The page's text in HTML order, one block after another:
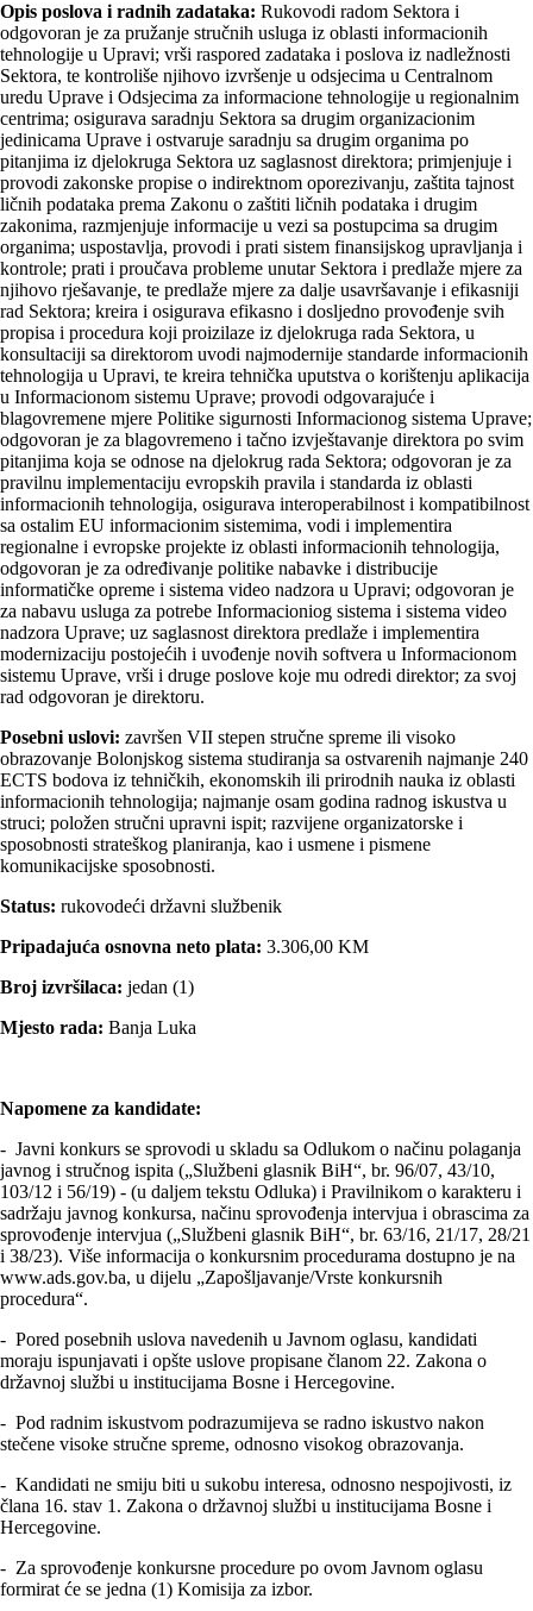
Opis poslova i radnih zadataka: Rukovodi radom Sektora i
odgovoran je za pružanje stručnih usluga iz oblasti informacionih
tehnologije u Upravi; vrši raspored zadataka i poslova iz nadležnosti
Sektora, te kontroliše njihovo izvršenje u odsjecima u Centralnom
uredu Uprave i Odsjecima za informacione tehnologije u regionalnim
centrima; osigurava saradnju Sektora sa drugim organizacionim
jedinicama Uprave i ostvaruje saradnju sa drugim organima po
pitanjima iz djelokruga Sektora uz saglasnost direktora; primjenjuje i
provodi zakonske propise o indirektnom oporezivanju, zaštita tajnost
ličnih podataka prema Zakonu o zaštiti ličnih podataka i drugim
zakonima, razmjenjuje informacije u vezi sa postupcima sa drugim
organima; uspostavlja, provodi i prati sistem finansijskog upravljanja i
kontrole; prati i proučava probleme unutar Sektora i predlaže mjere za
njihovo rješavanje, te predlaže mjere za dalje usavršavanje i efikasniji
rad Sektora; kreira i osigurava efikasno i dosljedno provođenje svih
propisa i procedura koji proizilaze iz djelokruga rada Sektora, u
konsultaciji sa direktorom uvodi najmodernije standarde informacionih
tehnologija u Upravi, te kreira tehnička uputstva o korištenju aplikacija
u Informacionom sistemu Uprave; provodi odgovarajuće i
blagovremene mjere Politike sigurnosti Informacionog sistema Uprave;
odgovoran je za blagovremeno i tačno izvještavanje direktora po svim
pitanjima koja se odnose na djelokrug rada Sektora; odgovoran je za
pravilnu implementaciju evropskih pravila i standarda iz oblasti
informacionih tehnologija, osigurava interoperabilnost i kompatibilnost
sa ostalim EU informacionim sistemima, vodi i implementira
regionalne i evropske projekte iz oblasti informacionih tehnologija,
odgovoran je za određivanje politike nabavke i distribucije
informatičke opreme i sistema video nadzora u Upravi; odgovoran je
za nabavu usluga za potrebe Informacioniog sistema i sistema video
nadzora Uprave; uz saglasnost direktora predlaže i implementira
modernizaciju postojećih i uvođenje novih softvera u Informacionom
sistemu Uprave, vrši i druge poslove koje mu odredi direktor; za svoj
rad odgovoran je direktoru.
Posebni uslovi: završen VII stepen stručne spreme ili visoko
obrazovanje Bolonjskog sistema studiranja sa ostvarenih najmanje 240
ECTS bodova iz tehničkih, ekonomskih ili prirodnih nauka iz oblasti
informacionih tehnologija; najmanje osam godina radnog iskustva u
struci; položen stručni upravni ispit; razvijene organizatorske i
sposobnosti strateškog planiranja, kao i usmene i pismene
komunikacijske sposobnosti.
Status: rukovodeći državni službenik
Pripadajuća osnovna neto plata: 3.306,00 KM
Broj izvršilaca: jedan (1)
Mjesto rada: Banja Luka
Napomene za kandidate:
- Javni konkurs se sprovodi u skladu sa Odlukom o načinu polaganja
javnog i stručnog ispita („Službeni glasnik BiH“, br. 96/07, 43/10,
103/12 i 56/19) - (u daljem tekstu Odluka) i Pravilnikom o karakteru i
sadržaju javnog konkursa, načinu sprovođenja intervjua i obrascima za
sprovođenje intervjua („Službeni glasnik BiH“, br. 63/16, 21/17, 28/21
i 38/23). Više informacija o konkursnim procedurama dostupno je na
www.ads.gov.ba, u dijelu „Zapošljavanje/Vrste konkursnih
procedura“.
- Pored posebnih uslova navedenih u Javnom oglasu, kandidati
moraju ispunjavati i opšte uslove propisane članom 22. Zakona o
državnoj službi u institucijama Bosne i Hercegovine.
- Pod radnim iskustvom podrazumijeva se radno iskustvo nakon
stečene visoke stručne spreme, odnosno visokog obrazovanja.
- Kandidati ne smiju biti u sukobu interesa, odnosno nespojivosti, iz
člana 16. stav 1. Zakona o državnoj službi u institucijama Bosne i
Hercegovine.
- Za sprovođenje konkursne procedure po ovom Javnom oglasu
formirat će se jedna (1) Komisija za izbor.